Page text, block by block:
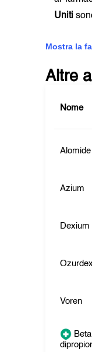
Uniti
Mostra la
Altre
Nome
Alomide
Azium
Dexium
Ozurdex
Voren